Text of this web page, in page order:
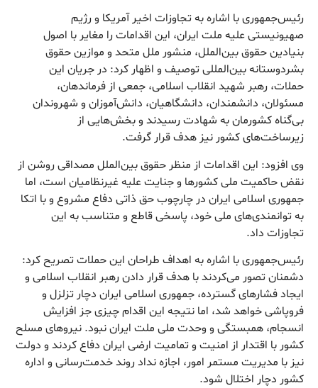
رئیس‌جمهوری با اشاره به تجاوزات اخیر آمریکا و رژیم
صهیونیستی علیه ملت ایران، این اقدامات را مغایر با اصول
بنیادین حقوق بین‌الملل، منشور ملل متحد و موازین حقوق
بشردوستانه بین‌المللی توصیف و اظهار کرد: در جریان این
حملات، رهبر شهید انقلاب اسلامی، جمعی از فرماندهان،
مسئولان، دانشمندان، دانشگاهیان، دانش‌آموزان و شهروندان
بی‌گناه کشورمان به شهادت رسیدند و بخش‌هایی از
زیرساخت‌های کشور نیز هدف قرار گرفت.
وی افزود: این اقدامات از منظر حقوق بین‌الملل مصداقی روشن از
نقض حاکمیت ملی کشورها و جنایت علیه غیرنظامیان است، اما
جمهوری اسلامی ایران در چارچوب حق ذاتی دفاع مشروع و با اتکا
به توانمندی‌های ملی خود، پاسخی قاطع و متناسب به این
تجاوزات داد.
رئیس‌جمهوری با اشاره به اهداف طراحان این حملات تصریح کرد:
دشمنان تصور می‌کردند با هدف قرار دادن رهبر انقلاب اسلامی و
ایجاد فشارهای گسترده، جمهوری اسلامی ایران دچار تزلزل و
فروپاشی خواهد شد، اما نتیجه این اقدام چیزی جز افزایش
انسجام، همبستگی و وحدت ملی ملت ایران نبود. نیروهای مسلح
کشور با اقتدار از امنیت و تمامیت ارضی ایران دفاع کردند و دولت
نیز با مدیریت مستمر امور، اجازه نداد روند خدمت‌رسانی و اداره
کشور دچار اختلال شود.